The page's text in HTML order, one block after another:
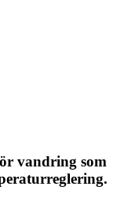
vandring som